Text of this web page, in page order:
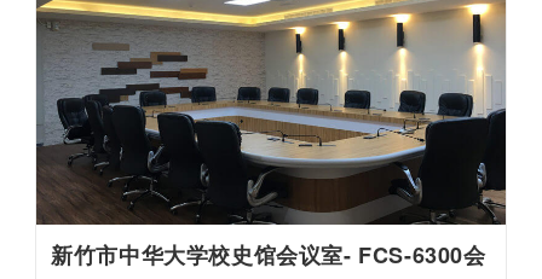
新竹市中华大学校史馆会议室- FCS-6300会